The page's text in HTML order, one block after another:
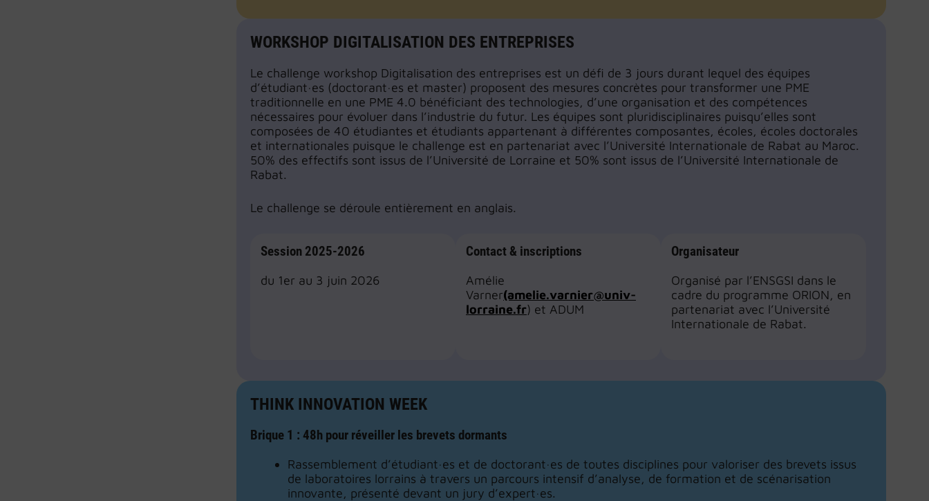
WORKSHOP DIGITALISATION DES ENTREPRISES
Le challenge workshop Digitalisation des entreprises est un défi de 3 jours durant lequel des équipes
d’étudiant·es (doctorant·es et master) proposent des mesures concrètes pour transformer une PME
traditionnelle en une PME 4.0 bénéficiant des technologies, d’une organisation et des compétences
nécessaires pour évoluer dans l’industrie du futur. Les équipes sont pluridisciplinaires puisqu’elles sont
composées de 40 étudiantes et étudiants appartenant à différentes composantes, écoles, écoles doctorales
et internationales puisque le challenge est en partenariat avec l’Université Internationale de Rabat au Maroc.
50% des effectifs sont issus de l’Université de Lorraine et 50% sont issus de l’Université Internationale de
Rabat.
Le challenge se déroule entièrement en anglais.
Session 2025-2026
du 1er au 3 juin 2026
Contact & inscriptions
Amélie
Varner(amelie.varnier@univ-
lorraine.fr) et ADUM
Organisateur
Organisé par l’ENSGSI dans le
cadre du programme ORION, en
partenariat avec l’Université
Internationale de Rabat.
THINK INNOVATION WEEK
Brique 1 : 48h pour réveiller les brevets dormants
Rassemblement d’étudiant·es et de doctorant·es de toutes disciplines pour valoriser des brevets issus
de laboratoires lorrains à travers un parcours intensif d’analyse, de formation et de scénarisation
innovante, présenté devant un jury d’expert·es.